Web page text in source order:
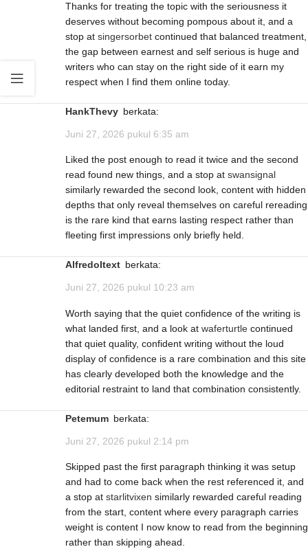
Thanks for treating the topic with the seriousness it
deserves without becoming pompous about it, and a
stop at singersorbet continued that balanced treatment,
the gap between earnest and self serious is huge and
writers who can stay on the right side of it earn my
respect when I find them online today.
HankThevy berkata:
Juni 27, 2026 pukul 6:35 am
Liked the post enough to read it twice and the second
read found new things, and a stop at swansignal
similarly rewarded the second look, content with hidden
depths that only reveal themselves on careful rereading
is the rare kind that earns lasting respect rather than
fleeting first impressions only briefly held.
AlfredoItext berkata:
Juni 27, 2026 pukul 10:23 am
Worth saying that the quiet confidence of the writing is
what landed first, and a look at waferturtle continued
that quiet quality, confident writing without the loud
display of confidence is a rare combination and this site
has clearly developed both the knowledge and the
editorial restraint to land that combination consistently.
Petemum berkata:
Juni 27, 2026 pukul 2:14 pm
Skipped past the first paragraph thinking it was setup
and had to come back when the rest referenced it, and
a stop at starlitvixen similarly rewarded careful reading
from the start, content where every paragraph carries
weight is content I now know to read from the beginning
rather than skipping ahead.